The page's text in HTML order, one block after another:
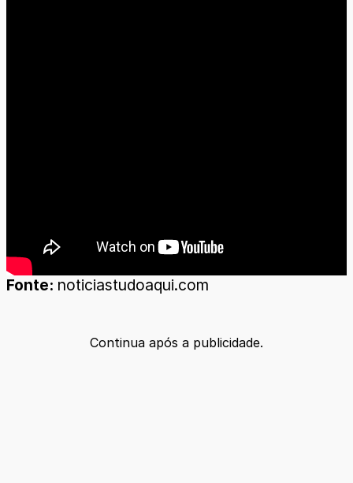
Fonte: noticiastudoaqui.com
Continua após a publicidade.